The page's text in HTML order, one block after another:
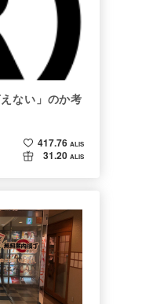
ない」のか考
417.76 ALIS
31.20 ALIS